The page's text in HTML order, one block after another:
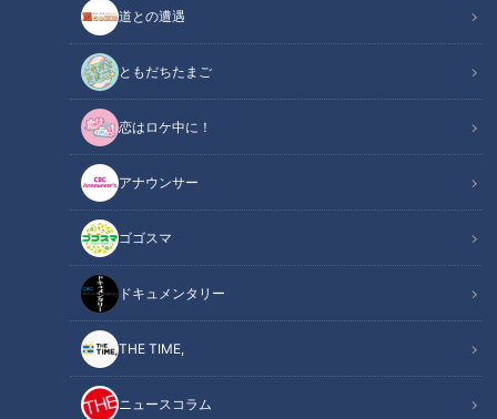
道との遭遇
ともだちたまご
恋はロケ中に！
アナウンサー
ゴゴスマ
ドキュメンタリー
THE TIME,
ニュースコラム
チャント！
「チャント！」特集
昼夜の寒暖差も大きくなり、いよいよ「食欲の秋」が到来！魅
力的な旬の食材がたくさん登場する季節ですが、そもそもなぜ
人は秋になると食欲が増すのでしょうか？また、食欲の秋で食
べ過ぎてしまった場合の対処法はあるのでしょうか？「暮らし
のギモンちょいと解決しましょう課」では、中山真希調査員
（以下、中山調査員）が「なぜ秋は食欲がわくの？」というギ
モンを調査しました。
関連リンク
【動画】「食欲の秋」にはちゃんと理由があっ